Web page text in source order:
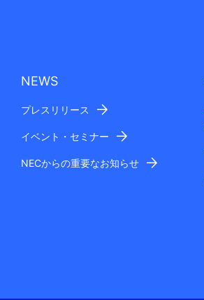
NEWS
プレスリリース
イベント・セミナー
NECからの重要なお知らせ